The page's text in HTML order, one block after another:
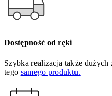
Dostępność od ręki
Szybka realizacja także
tego samego produktu.